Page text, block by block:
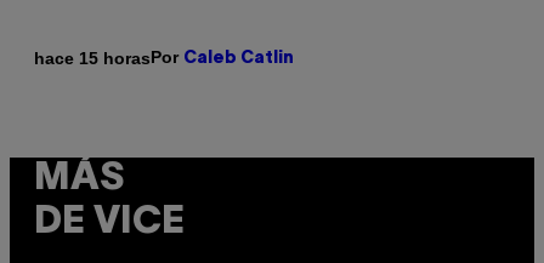
hace 15 horasPor Caleb Catlin
MÁS
DE VICE